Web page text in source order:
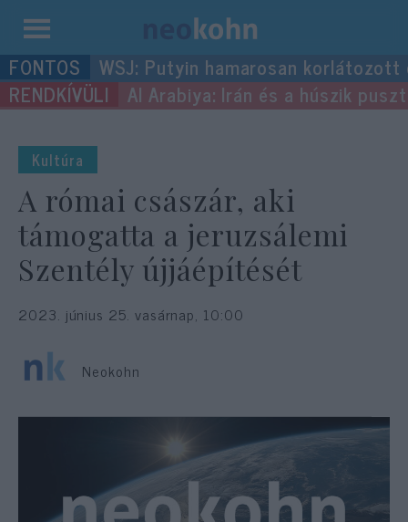
Kilépés
a
tartalomba
WSJ: Putyin hamarosan
Al Arabiya: Irán és a húszik
Kultúra
A római császár, aki
támogatta a jeruzsálemi
Szentély újjáépítését
2023. június 25. vasárnap, 10:00
Neokohn